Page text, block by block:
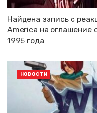
Найдена запись с
America на оглашение
1995 года
НОВОСТИ